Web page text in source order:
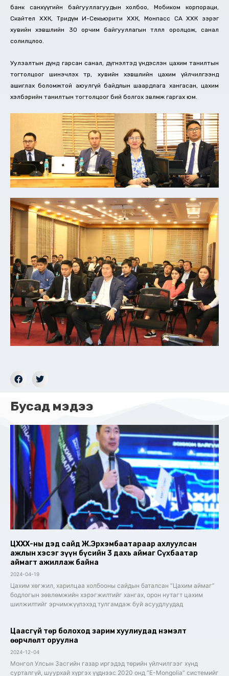
банк санхүүгийн байгууллагуудын холбоо, Мобиком корпораци,
Скайтел ХХК, Тридүм И-Секьюрити ХХК, Монпасс СА ХХК зэрэг
хувийн хэвшлийн 30 орчим байгууллагын төлөөлөл оролцож, санал
солилцлоо.
Уулзалтын дүнд гарсан санал, дүгнэлтэд үндэслэн цахим танилтын
тогтолцоог шинэчлэх төр, хувийн хэвшлийн цахим үйлчилгээнд
ашиглах боломжтой аюулгүй байдлын шаардлага хангасан, цахим
хэлбэрийн танилтын тогтолцоог бий болгох зөвлөмж гаргах юм.
Бусад мэдээ
ЦХХХ-ны дэд сайд Ж.Эрхэмбаатараар ахлуулсан
ажлын хэсэг зүүн бүсийн 3 дахь аймаг Сүхбаатар
аймагт ажиллаж байна
2024-04-19
Цахим хөгжил, харилцаа холбооны сайдын баталсан “Цахим аймаг”
бодлогын зөвлөмжийн хэрэгжилтийг хангах, орон нутагт цахим
шилжилтийг эрчимжүүлэхэд тулгамдаж буй асуудлуудад
Цаасгүй төр болоход зарим хуулиудад нэмэлт
өөрчлөлт оруулна
2024-12-04
Монгол Улсын Засгийн газар иргэдэд төрийн үйлчилгээг хүнд
сурталгүй, шуурхай хүргэх үүднээс 2020 онд “E-Mongolia” системийг